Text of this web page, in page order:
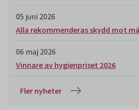
05 juni 2026
Alla rekommenderas skydd mot
06 maj 2026
Vinnare av hygienpriset 2026
Fler nyheter